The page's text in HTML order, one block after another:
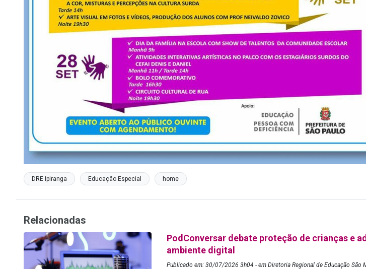
DRE Ipiranga Educação Especial home
Relacionadas
PodConversar debate proteção de crianças e
ambiente digital
Publicado em: 30/07/2026 3h04 - em Diretoria Regional de Educação São